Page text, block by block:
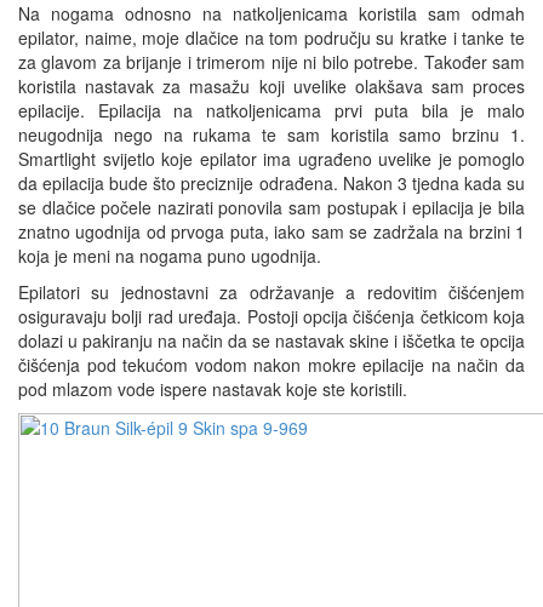
Na nogama odnosno na natkoljenicama koristila sam odmah
epilator, naime, moje dlačice na tom području su kratke i tanke te
za glavom za brijanje i trimerom nije ni bilo potrebe. Također sam
koristila nastavak za masažu koji uvelike olakšava sam proces
epilacije. Epilacija na natkoljenicama prvi puta bila je malo
neugodnija nego na rukama te sam koristila samo brzinu 1.
Smartlight svijetlo koje epilator ima ugrađeno uvelike je pomoglo
da epilacija bude što preciznije odrađena. Nakon 3 tjedna kada su
se dlačice počele nazirati ponovila sam postupak i epilacija je bila
znatno ugodnija od prvoga puta, iako sam se zadržala na brzini 1
koja je meni na nogama puno ugodnija.
Epilatori su jednostavni za održavanje a redovitim čišćenjem
osiguravaju bolji rad uređaja. Postoji opcija čišćenja četkicom koja
dolazi u pakiranju na način da se nastavak skine i iščetka te opcija
čišćenja pod tekućom vodom nakon mokre epilacije na način da
pod mlazom vode ispere nastavak koje ste koristili.